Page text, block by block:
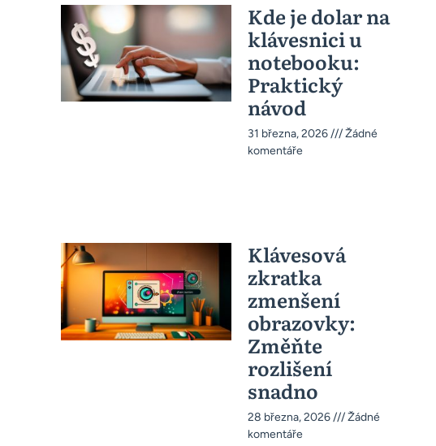
Kde je dolar na
klávesnici u
notebooku:
Praktický
návod
31 března, 2026
Žádné
komentáře
Klávesová
zkratka
zmenšení
obrazovky:
Změňte
rozlišení
snadno
28 března, 2026
Žádné
komentáře